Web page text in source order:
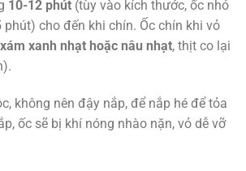
10-12 phút (tùy vào kích thước, ốc nhỏ
phút) cho đến khi chín. Ốc chín khi vỏ
xanh nhạt hoặc nâu nhạt, thịt co lại
không nên đậy nắp, để nắp hé để tỏa
ốc sẽ bị khí nóng nhào nặn, vỏ dễ vỡ